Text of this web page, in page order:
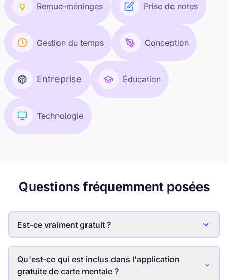
Remue-méninges Prise de notes
Gestion du temps Conception
Entreprise Éducation
Technologie
Questions fréquemment posées
Est-ce vraiment gratuit ?
mentales, sans frais. De plus, vous bénéficiez de 50
Crédits d'IA gratuits chaque mois pour explorer
Qu'est-ce qui est inclus dans l'application
gratuite de carte mentale ?